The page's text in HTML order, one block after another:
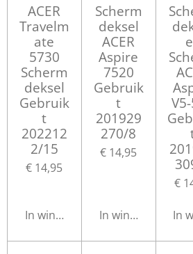
ACER
Travelm
ate
5730
Scherm
deksel
Gebruik
t
202212
2/15
€ 14,95
In winkelwagen
Scherm
deksel
ACER
Aspire
7520
Gebruik
t
201929
270/8
€ 14,95
In winkelwagen
€
In